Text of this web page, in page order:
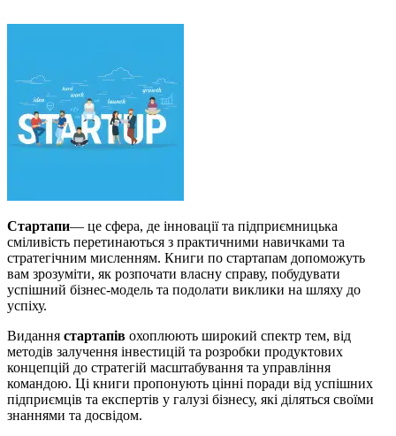
Стартапи— це сфера, де інновації та підприємницька
сміливість перетинаються з практичними навичками та
стратегічним мисленням. Книги по стартапам допоможуть
вам зрозуміти, як розпочати власну справу, побудувати
успішний бізнес-модель та подолати виклики на шляху до
успіху.
Видання стартапів охоплюють широкий спектр тем, від
методів залучення інвестицій та розробки продуктових
концепцій до стратегій масштабування та управління
командою. Ці книги пропонують цінні поради від успішних
підприємців та експертів у галузі бізнесу, які діляться своїми
знаннями та досвідом.